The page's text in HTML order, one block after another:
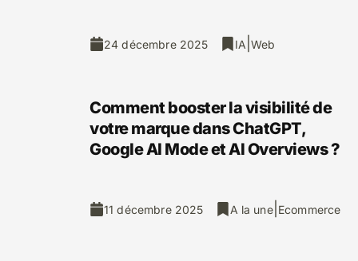
24 décembre 2025 IA |Web
Comment booster la visibilité de
votre marque dans ChatGPT,
Google AI Mode et AI Overviews ?
11 décembre 2025 A la une| Ecommerce